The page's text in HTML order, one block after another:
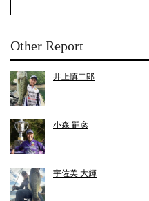
Other Report
井上慎二郎
小森 嗣彦
宇佐美 大輝